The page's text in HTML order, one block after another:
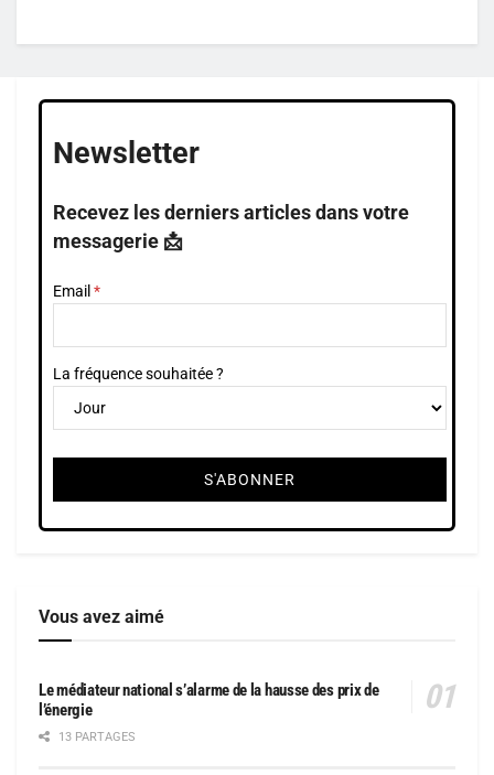
Newsletter
Recevez les derniers articles dans votre
messagerie 📩
Email
La fréquence souhaitée ?
Vous avez aimé
Le médiateur national s’alarme de la hausse des prix de
l’énergie
13 PARTAGES